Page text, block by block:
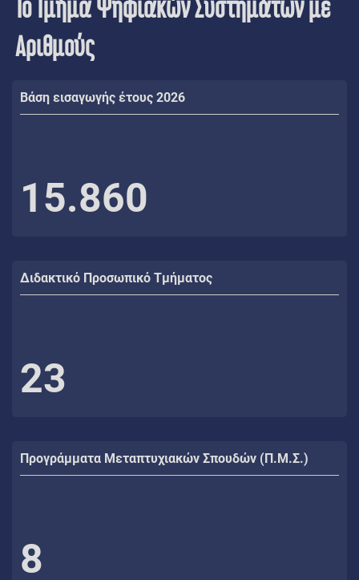
Το Τμήμα Ψηφιακών Συστημάτων με
Αριθμούς
Βάση εισαγωγής έτους 2026
15.860
Διδακτικό Προσωπικό Τμήματος
23
Προγράμματα Μεταπτυχιακών Σπουδών (Π.Μ.Σ.)
8